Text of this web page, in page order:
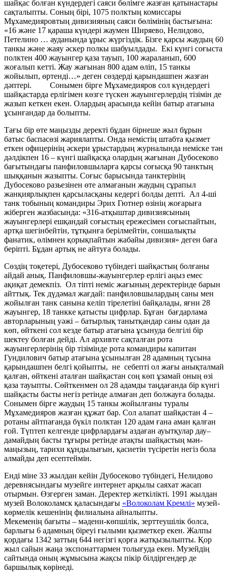
шайқас болған күндердегі саяси бөлімге жазған қатынастары
сақталыпты. Соның бірі, 1075 полктың комиссары
Мұхамедияровтың дивизияның саяси бөлімінің бастығына:
«16 және 17 қараша күндері жаумен Ширяево, Нелидово,
Петелино … ауданында ұрыс жүргіздік. Бізге қарсы жаудың 60
танкы және жаяу әскер полкы шабуылдады. Екі күнгі соғыста
полктен 400 жауынгер қаза тауып, 100 жараланып, 600
жоғалып кетті. Жау жағынан 800 адам өліп, 15 танкы
жойылып, өртенді…» деген сөздерді қарындашпен жазған
дәптері. Сонымен бірге Мұхамедияров сол күндердегі
шайқастарда ерлігімен көзге түскен жауынгерлердің тізімін де
жазып кеткен екен. Олардың арасында кейін батыр атағына
ұсынғандар да болыпты.
Тағы бір өте маңызды деректі бұдан бірнеше жыл бұрын
батыс баспасөзі жариялапты. Онда немістің штабта қызмет
еткен офицерінің әскери ұрыстардың журналында неміске тән
дәлдікпен 16 – күнгі шайқасқа олардың жағынан Дубосеково
бағытындағы панфиловшыларға қарсы соғысқа 90 танктың
шыққанын жазыпты. Соғыс барысында танктерінің
Дубосеково разьезінен өте алмағанын жаудың сұрапыл
жанқиярлықпен қарсыласқаны кедергі болды депті. Ал 4-ші
танк тобының командиры Эрих Гютнер өзінің жоғарыға
жіберген жазбасында: «316-атқыштар дивизиясының
жауынгерлері ешқандай соғыстың ережесімен соғыспайтын,
артқа шегінбейтін, тұтқынға берілмейтін, соншалықты
фанатик, өлімнен қорықпайтын жабайы дивизия» деген баға
беріпті. Бұдан артық не айтуға болады.
Сөздің тоқетері, Дубосеково түбіндегі шайқастың болғаны
айдай анық. Панфиловшы-жауынгерлер ерлігі аңыз емес
ақиқат демекпіз. Ол тіпті неміс жағының деректерінде барын
айттық. Тек дүдәмал жағдай: панфиловшылардың саны мен
жойылған танк санына келіп тірелетіні байқалады, яғни 28
жауынгер, 18 танкке қатысты цифрлар. Бұған бағдарлама
авторларының уәжі – батырлық танытқандар саны одан да
көп, өйткені сол кезде батыр атағына ұсынуда белгілі бір
шектеу болған дейді. Ал архивте сақталған рота
жауынгерлерінің бір тізімінде рота командиры капитан
Гундилович батыр атағына ұсынылған 28 адамның тұсына
қарындашпен белгі қойыпты, не себепті ол жағы анықталмай
қалған, өйткені аталған шайқастан соң көп ұзамай оның өзі
қаза тауыпты. Сөйткенмен ол 28 адамды таңдағанда бір күнгі
шайқасты басты негіз ретінде алмаған деп болжауға болады.
Сонымен бірге жаудың 15 танкы жойылғаны туралы
Мұхамедияров жазған құжат бар. Сол алапат шайқастан 4 –
ротаны айтпағанда бүкіл полктан 120 адам ғана аман қалған
ғой. Түптеп келгенде цифрлардағы аздаған ауытқулар дау–
дамайдың басты тұғыры ретінде атақты шайқастың мән-
маңызың, тарихи құндылығын, қасиетін түсіретін негіз бола
алмайды деп есептеймін.
Енді міне 33 жылдан кейін Дубосеково түбіндегі, Нелидово
деревнясындағы музейге интернет арқылы саяхат жасап
отырмын. Өзгерген заман. Деректер жеткілікті. 1991 жылдан
музей Волоколамск қаласындағы «Волоколам Кремлі» музей-
көрмелік кешенінің филиалына айналыпты.
Мекеменің бағыты – мәдени-көпшілік, зерттеушілік болса,
барлығы 6 адамның біреуі ғылыми қызметкер екен. Жалпы
қордағы 1342 заттың 644 негізгі қорға жатқызылыпты. Қор
жыл сайын жаңа экспонаттармен толығуда екен. Музейдің
сайтында оның жұмысына жақсы пікір білдіргендер де
баршылық көрінеді.